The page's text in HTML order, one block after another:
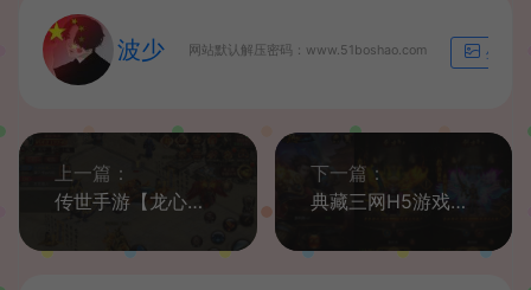
波少 网站默认解压密码：www.51boshao.com 生成海
上一篇：
传世手游【龙心传世】最新整理Linux手工服务端+安卓+GM授权后台+详细搭建教程
下一篇：
典藏三网H5游戏【热血传奇之莽荒纪H5】最新整理Win系复古服务端+GM后台+详细搭建教程